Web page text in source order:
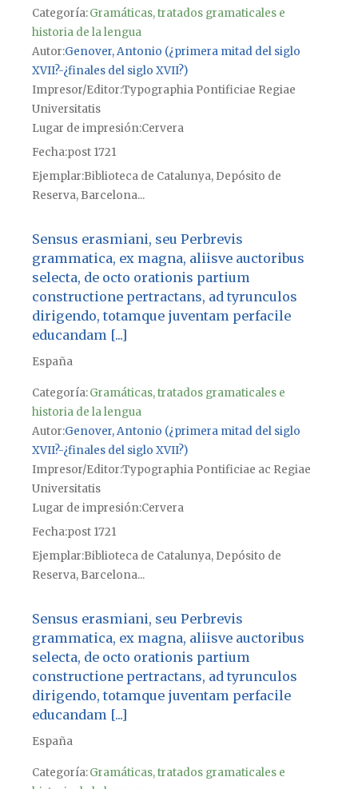
Categoría:Gramáticas, tratados gramaticales e
historia de la lengua
Autor Genover, Antonio (¿primera mitad del siglo
XVII?-¿finales del siglo XVII?)
Impresor/Editor Typographia Pontificiae Regiae
Universitatis
Lugar de impresiónCervera
Fechapost 1721
Ejemplar Biblioteca de Catalunya, Depósito de
Reserva, Barcelona...
Sensus erasmiani, seu Perbrevis
grammatica, ex magna, aliisve auctoribus
selecta, de octo orationis partium
constructione pertractans, ad tyrunculos
dirigendo, totamque juventam perfacile
educandam [...]
España
Categoría:Gramáticas, tratados gramaticales e
historia de la lengua
Autor Genover, Antonio (¿primera mitad del siglo
XVII?-¿finales del siglo XVII?)
Impresor/Editor Typographia Pontificiae ac Regiae
Universitatis
Lugar de impresiónCervera
Fechapost 1721
Ejemplar Biblioteca de Catalunya, Depósito de
Reserva, Barcelona...
Sensus erasmiani, seu Perbrevis
grammatica, ex magna, aliisve auctoribus
selecta, de octo orationis partium
constructione pertractans, ad tyrunculos
dirigendo, totamque juventam perfacile
educandam [...]
España
Categoría:Gramáticas, tratados gramaticales e